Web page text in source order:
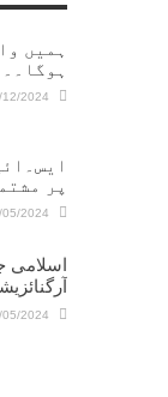
ہمیں
12/2024
پر
05/2024
اسلامی
05/2024